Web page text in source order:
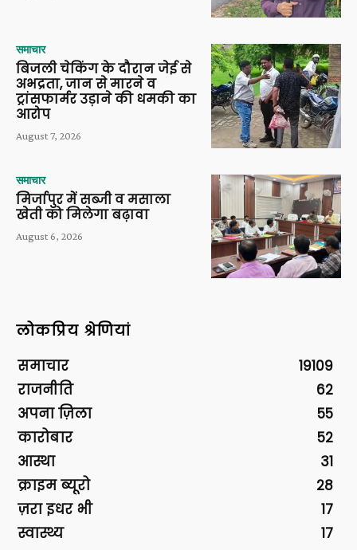
समाचार
बिजली चेकिंग के दौरान जेई से
अभद्रता, जान से मारने व
ट्रांसफार्मर उड़ाने की धमकी का
आरोप
August 7, 2026
समाचार
मिर्जापुर में सब्जी व मसाला
खेती को मिलेगा बढ़ावा
August 6, 2026
लोकप्रिय श्रेणियां
समाचार
19109
राजनीति
62
अपना ज़िला
55
कारोबार
52
आस्था
31
क्राइम ब्यूरो
28
ज़रा इधर भी
17
स्वास्थ्य
17